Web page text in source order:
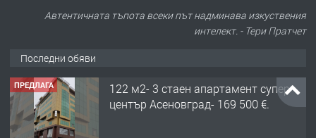
Автентичната тъпота всеки път надминава изкуствения
интелект. - Тери Пратчет
Последни обяви
ПРЕДЛАГА
122 м2- 3 стаен апартамент супер
център Асеновград- 169 500 €.